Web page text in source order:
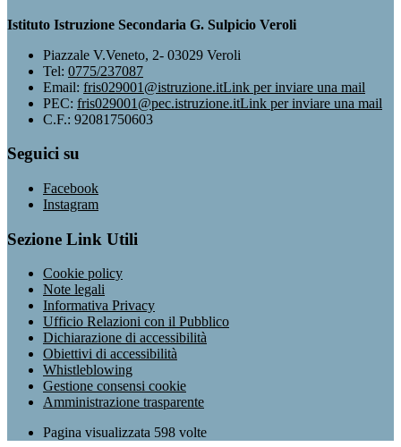
Istituto Istruzione Secondaria G. Sulpicio Veroli
Piazzale V.Veneto, 2- 03029 Veroli
Tel: 0775/237087
Email: fris029001@istruzione.itLink per inviare una mail
PEC: fris029001@pec.istruzione.itLink per inviare una mail
C.F.: 92081750603
Seguici su
Facebook
Instagram
Sezione Link Utili
Cookie policy
Note legali
Informativa Privacy
Ufficio Relazioni con il Pubblico
Dichiarazione di accessibilità
Obiettivi di accessibilità
Whistleblowing
Gestione consensi cookie
Amministrazione trasparente
Pagina visualizzata 598 volte